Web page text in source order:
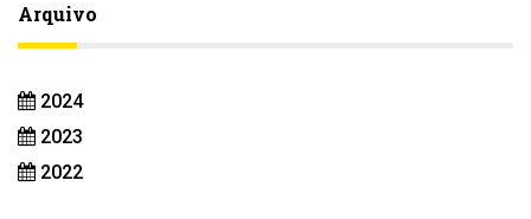
Arquivo
2024
2023
2022